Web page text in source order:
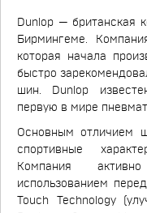
Dunlop — британская
Бирмингеме.
которая начала
быстро
шин. Dunlop
первую в мире
Основным отличием
спортивные
Компания
использованием
Touch Technology